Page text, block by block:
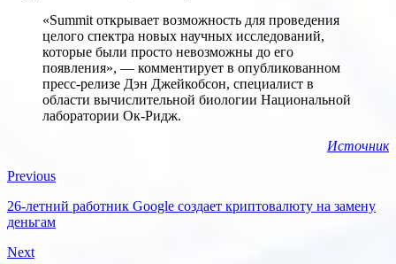
«Summit открывает возможность для проведения
целого спектра новых научных исследований,
которые были просто невозможны до его
появления», — комментирует в опубликованном
пресс-релизе Дэн Джейкобсон, специалист в
области вычислительной биологии Национальной
лаборатории Ок-Ридж.
Источник
Previous
26-летний работник Google создает криптовалюту на замену
деньгам
Next